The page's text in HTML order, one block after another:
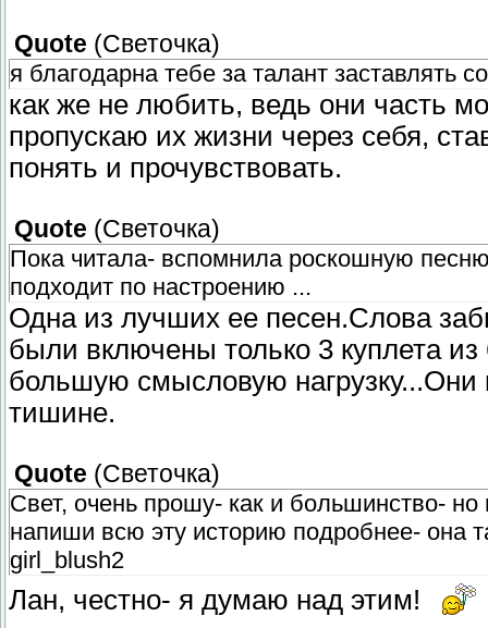
Quote (Светочка)
я благодарна тебе за талант заставлять
как же не любить, ведь они часть
пропускаю их жизни через себя,
понять и прочувствовать.
Quote (Светочка)
Пока читала- вспомнила роскошную
подходит по настроению ...
Одна из лучших ее песен.Слова
были включены только 3 куплета
большую смысловую нагрузку...Они
тишине.
Quote (Светочка)
Свет, очень прошу- как и большинство-
напиши всю эту историю подробнее- она
girl_blush2
Лан, честно- я думаю над этим!